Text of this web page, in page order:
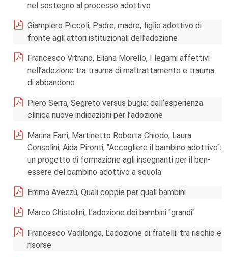
nel sostegno al processo adottivo
Giampiero Piccoli, Padre, madre, figlio adottivo di
fronte agli attori istituzionali dell’adozione
Francesco Vitrano, Eliana Morello, I legami affettivi
nell’adozione tra trauma di maltrattamento e trauma
di abbandono
Piero Serra, Segreto versus bugia: dall’esperienza
clinica nuove indicazioni per l’adozione
Marina Farri, Martinetto Roberta Chiodo, Laura
Consolini, Aida Pironti, "Accogliere il bambino adottivo":
un progetto di formazione agli insegnanti per il ben-
essere del bambino adottivo a scuola
Emma Avezzù, Quali coppie per quali bambini
Marco Chistolini, L’adozione dei bambini "grandi"
Francesco Vadilonga, L’adozione di fratelli: tra rischio e
risorse